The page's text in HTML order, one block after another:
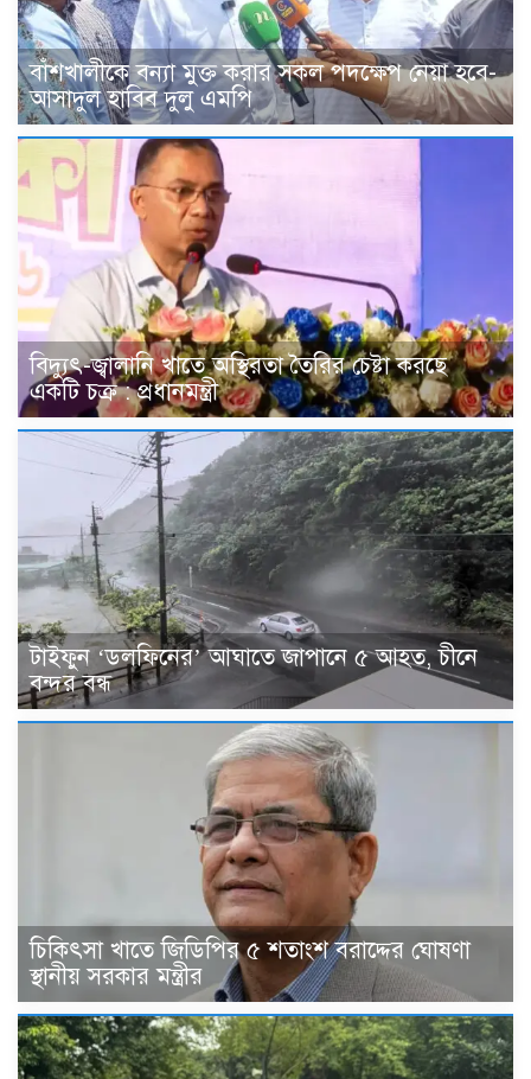
বাঁশখালীকে বন্যা মুক্ত করার সকল পদক্ষেপ নেয়া হবে-
আসাদুল হাবিব দুলু এমপি
বিদ্যুৎ-জ্বালানি খাতে অস্থিরতা তৈরির চেষ্টা করছে
একটি চক্র : প্রধানমন্ত্রী
টাইফুন ‘ডলফিনের’ আঘাতে জাপানে ৫ আহত, চীনে
বন্দর বন্ধ
চিকিৎসা খাতে জিডিপির ৫ শতাংশ বরাদ্দের ঘোষণা
স্থানীয় সরকার মন্ত্রীর